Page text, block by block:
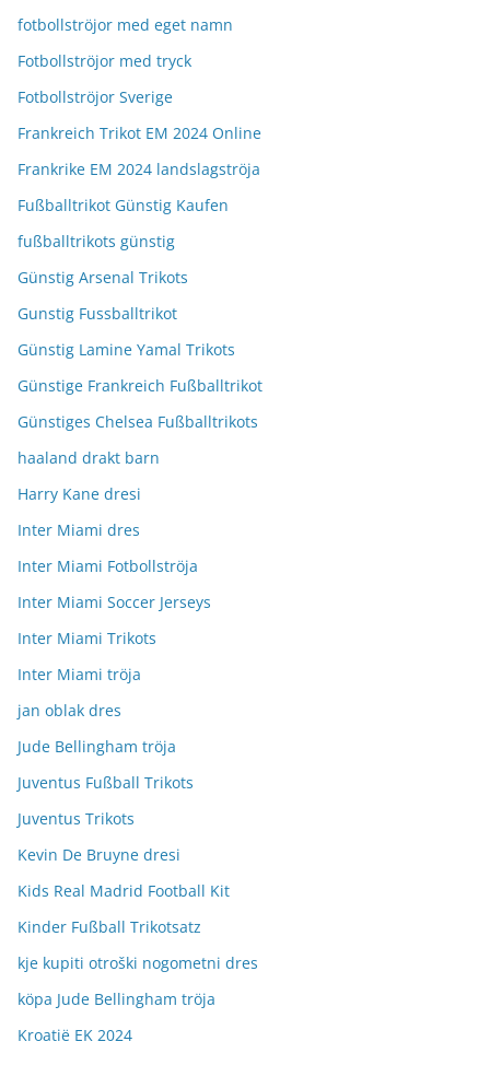
fotbollströjor med eget namn
Fotbollströjor med tryck
Fotbollströjor Sverige
Frankreich Trikot EM 2024 Online
Frankrike EM 2024 landslagströja
Fußballtrikot Günstig Kaufen
fußballtrikots günstig
Günstig Arsenal Trikots
Gunstig Fussballtrikot
Günstig Lamine Yamal Trikots
Günstige Frankreich Fußballtrikot
Günstiges Chelsea Fußballtrikots
haaland drakt barn
Harry Kane dresi
Inter Miami dres
Inter Miami Fotbollströja
Inter Miami Soccer Jerseys
Inter Miami Trikots
Inter Miami tröja
jan oblak dres
Jude Bellingham tröja
Juventus Fußball Trikots
Juventus Trikots
Kevin De Bruyne dresi
Kids Real Madrid Football Kit
Kinder Fußball Trikotsatz
kje kupiti otroški nogometni dres
köpa Jude Bellingham tröja
Kroatië EK 2024